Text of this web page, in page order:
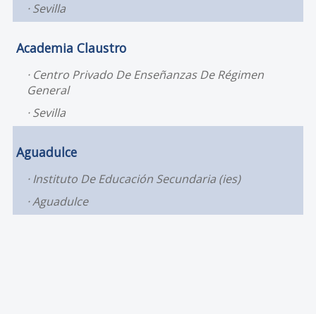
Sevilla
Academia Claustro
Centro Privado De Enseñanzas De Régimen
General
Sevilla
Aguadulce
Instituto De Educación Secundaria (ies)
Aguadulce